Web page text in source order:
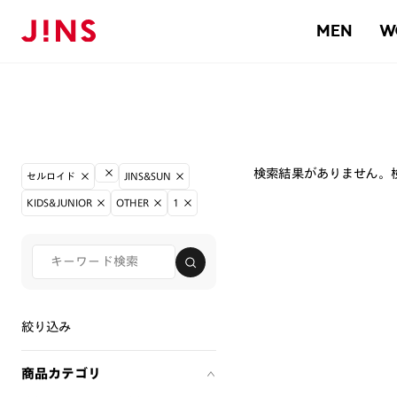
MEN
セルロイド JINS&SUN
KIDS&JUNIOR OTHER 1
絞り込み
商品カテゴリ
検索結果がありません。